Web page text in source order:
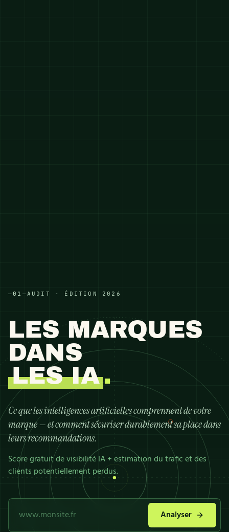
—01 — AUDIT · ÉDITION 2026
LES MARQUES
DANS
LES IA.
Ce que les intelligences artificielles comprennent de votre
marque — et comment sécuriser durablement sa place dans
leurs recommandations.
Score gratuit de visibilité IA + estimation du trafic et des
clients potentiellement perdus.
Analyser